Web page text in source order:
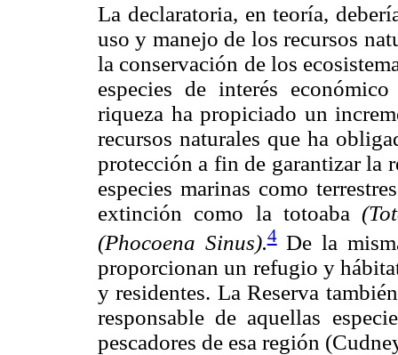
La declaratoria, en teoría,
uso y manejo de los recursos
la conservación de los
especies de interés
riqueza ha propiciado un
recursos naturales que ha
protección a fin de garantizar la
especies marinas como
extinción como la totoaba
(Phocoena Sinus).4De la
proporcionan un refugio y
y residentes. La Reserva
responsable de aquellas
pescadores de esa región